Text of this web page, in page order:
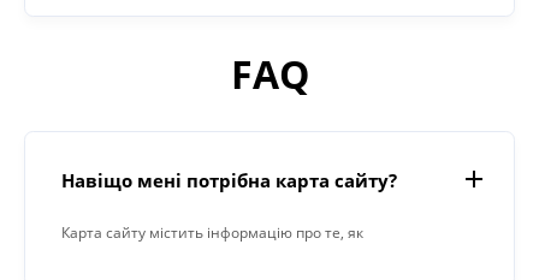
FAQ
Навіщо мені потрібна карта сайту?
Карта сайту містить інформацію про те, як